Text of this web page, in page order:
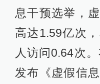
息干预选举，
高达1.59亿次
人访问0.64次
发布《虚假信